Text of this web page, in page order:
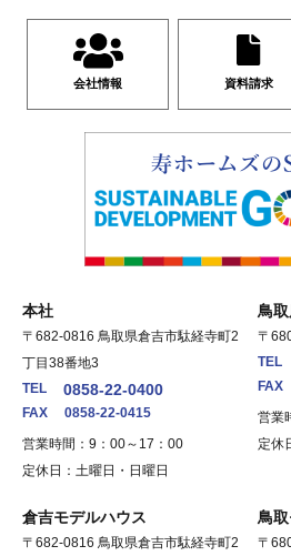
会社情報 資料請求
本社
〒682-0816 鳥取県倉吉市駄経寺町2
丁目38番地3
TEL
0858-22-0400
FAX
0858-22-0415
営業時間：9：00～17：00
定休日：土曜日・日曜日
鳥
〒
TEL
FAX
営業
定休
倉吉モデルハウス
〒682-0816 鳥取県倉吉市駄経寺町2
鳥
〒